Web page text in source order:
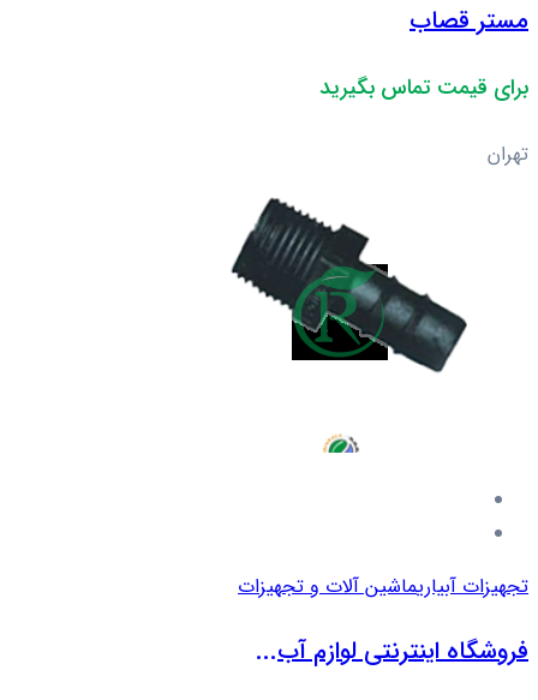
مستر قصاب
برای قیمت تماس بگیرید
تهران
تجهیزات آبیاریماشین آلات و تجهیزات
فروشگاه اینترنتی لوازم آب...